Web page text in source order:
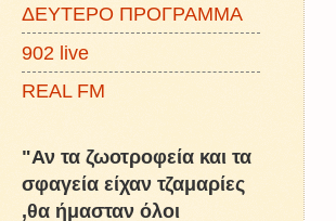
ΔΕΥΤΕΡΟ ΠΡΟΓΡΑΜΜΑ
902 live
REAL FM
"Αν τα ζωοτροφεία και τα
σφαγεία είχαν τζαμαρίες
,θα ήμασταν όλοι